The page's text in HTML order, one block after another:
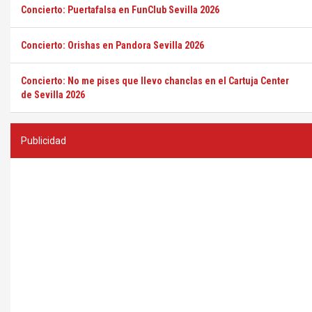
Concierto: Puertafalsa en FunClub Sevilla 2026
Concierto: Orishas en Pandora Sevilla 2026
Concierto: No me pises que llevo chanclas en el Cartuja Center
de Sevilla 2026
Publicidad